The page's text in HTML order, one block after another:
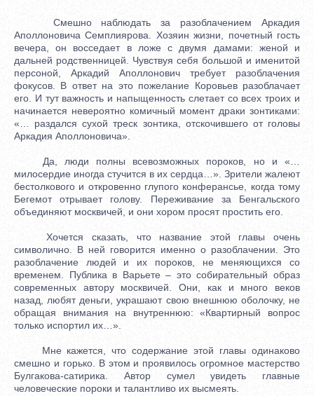
Смешно наблюдать за разоблачением Аркадия
Аполлоновича Семплиярова. Хозяин жизни, почетный гость
вечера, он восседает в ложе с двумя дамами: женой и
дальней родственницей. Чувствуя себя большой и именитой
персоной, Аркадий Аполлонович требует разоблачения
фокусов. В ответ на это пожелание Коровьев разоблачает
его. И тут важность и напыщенность слетает со всех троих и
начинается невероятно комичный момент драки зонтиками:
«… раздался сухой треск зонтика, отскочившего от головы
Аркадия Аполлоновича».
Да, люди полны всевозможных пороков, но и «…
милосердие иногда стучится в их сердца…». Зрители жалеют
бестолкового и откровенно глупого конферансье, когда тому
Бегемот отрывает голову. Переживание за Бенгальского
объединяют москвичей, и они хором просят простить его.
Хочется сказать, что название этой главы очень
символично. В ней говорится именно о разоблачении. Это
разоблачение людей и их пороков, не меняющихся со
временем. Публика в Варьете – это собирательный образ
современных автору москвичей. Они, как и много веков
назад, любят деньги, украшают свою внешнюю оболочку, не
обращая внимания на внутреннюю: «Квартирный вопрос
только испортил их…».
Мне кажется, что содержание этой главы одинаково
смешно и горько. В этом и проявилось огромное мастерство
Булгакова-сатирика. Автор сумел увидеть главные
человеческие пороки и талантливо их высмеять.